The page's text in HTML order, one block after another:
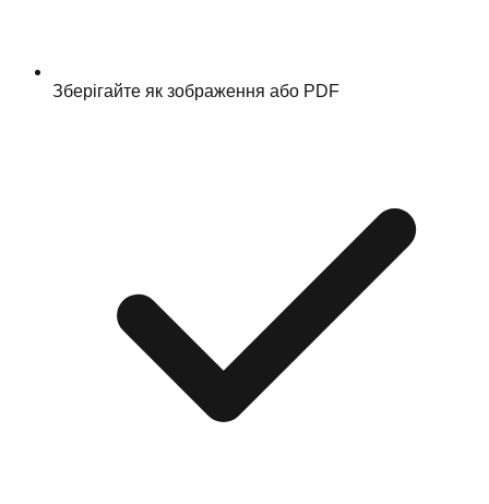
Зберігайте як зображення або PDF